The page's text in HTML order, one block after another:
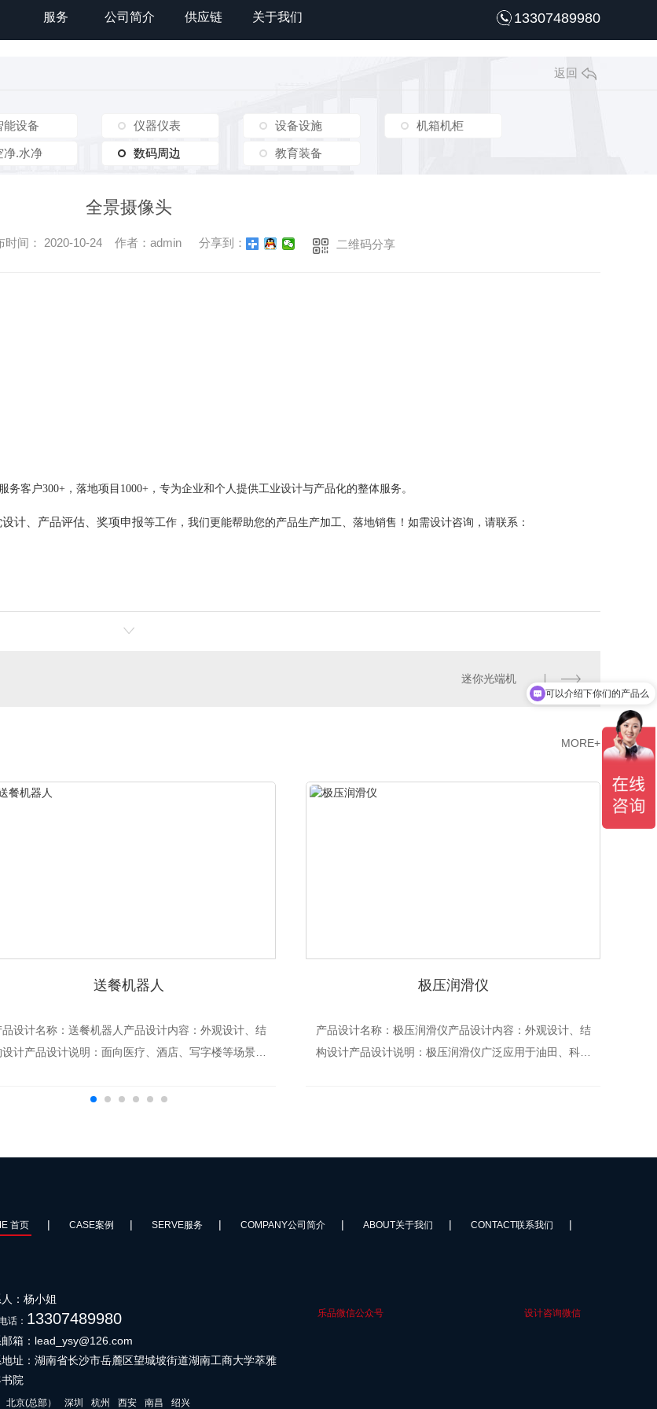
服务 公司简介 供应链 关于我们 13307489980
返回
能设备 仪器仪表 设备设施 机箱机柜
净.水净 数码周边
数码周边 教育装备
全景摄像头
间： 2020-10-24 作者：admin 分享到： 二维码分享
客户300+，落地项目1000+，专为企业和个人提供工业设计与产品化的整体服务。
计、产品评估、奖项申报等工作，我们更能帮助您的产品生产加工、落地销售！如需设计咨询，请联系：
迷你光端机
MORE+
送餐机器人
品设计名称：送餐机器人产品设计内容：外观设计、结
设计产品设计说明：面向医疗、酒店、写字楼等场景的
计方向，兼顾功能实用性与视觉亲和力。外观设计...
极压润滑仪
产品设计名称：极压润滑仪产品设计内容：外观设计、结
构设计产品设计说明：极压润滑仪广泛应用于油田、科研
首页 | CASE案例 | SERVE服务 | COMPANY公司简介 | ABOUT关于我们 | CONTACT联系我们 |
：杨小姐
话： 13307489980
箱：lead_ysy@126.com
址：湖南省长沙市岳麓区望城坡街道湖南工商大学萃雅
院
北京(总部） 深圳 杭州 西安 南昌 绍兴
乐品微信公众号 设计咨询微信
可以介绍下你们的产品么